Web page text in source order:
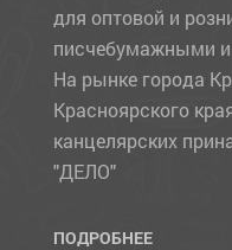
для оптовой и
писчебумажными
На рынке города
Красноярского
канцелярских
"ДЕЛО"
ПОДРОБНЕЕ